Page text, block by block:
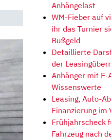
Anhängelast
WM-Fieber auf
ihr das Turnier
Bußgeld
Detaillierte
der
Anhänger mit E-
Wissenswerte
Leasing, Auto-
Finanzierung im
Frühjahrscheck
Fahrzeug nach